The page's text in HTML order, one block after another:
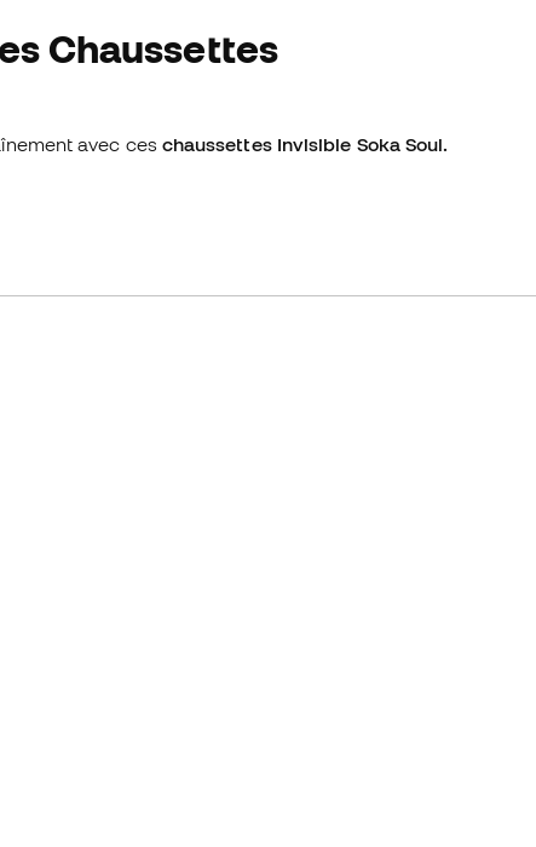
Chaussettes
avec ces chaussettes Invisible Soka Soul.